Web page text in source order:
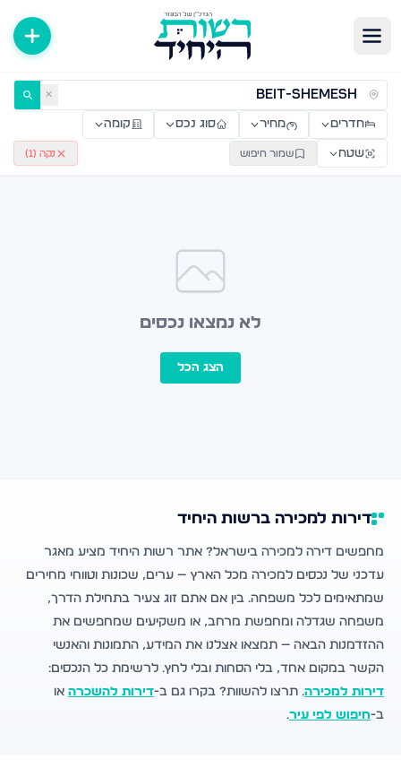
דירות למכירה ולהשכרה — רשות היחיד ✕
חדרים מחיר סוג נכס קומה
שטח שמור חיפוש נקה ( 1
)
לא נמצאו נכסים
הצג הכל
דירות למכירה ברשות היחיד
מחפשים דירה למכירה בישראל? אתר רשות היחיד מציע מאגר
עדכני של נכסים למכירה מכל הארץ — ערים, שכונות וטווחי מחירים
שמתאימים לכל משפחה. בין אם אתם זוג צעיר בתחילת הדרך,
משפחה שגדלה ומחפשת מרחב, או משקיעים שמחפשים את
ההזדמנות הבאה — תמצאו אצלנו את המידע, התמונות והאנשי
הקשר במקום אחד, בלי הסחות ובלי לחץ. לרשימת כל הנכסים:
דירות למכירה. תרצו להשוות? בקרו גם ב-דירות להשכרה או
ב-חיפוש לפי עיר.